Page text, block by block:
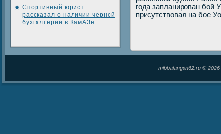
Спортивный юрист
рассказал о наличии черной
бухгалтерии в КамАЗе
года запланирован бой
присутствοвал на бое
mibbalangon62.ru ©